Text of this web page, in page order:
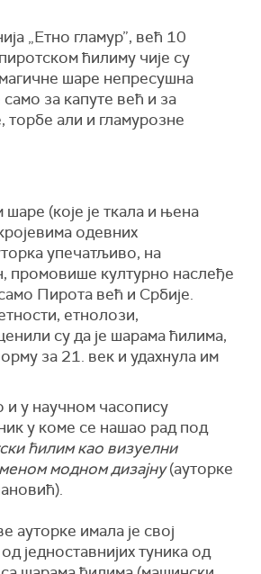
„Етно гламур”, већ 10
ћилиму чије су
шаре непресушна
само за капуте већ и за
торбе али и гламурозне
шаре (које је ткала и њена
одевних
упечатљиво, на
промовише културно наслеђе
Пирота већ и Србије.
етнолози,
су да је шарама ћилима,
за 21. век и удахнула им
и у научном часопису
у коме се нашао рад под
ћилим као визуелни
модном дизајну(ауторке
ауторке имала је свој
једноставнијих туника од